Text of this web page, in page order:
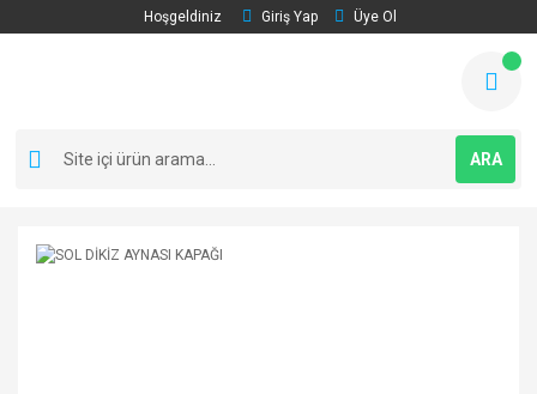
Hoşgeldiniz Giriş Yap Üye Ol
ARA